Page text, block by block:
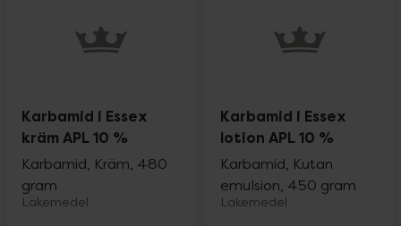
Karbamid i Essex
kräm APL 10 %
Karbamid, Kräm, 480
gram
Läkemedel
Karbamid i Essex
lotion APL 10 %
Karbamid, Kutan
emulsion, 450 gram
Läkemedel